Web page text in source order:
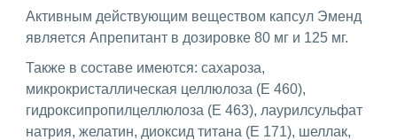
Активным действующим веществом капсул Эменд
является Апрепитант в дозировке 80 мг и 125 мг.
Также в составе имеются: сахароза,
микрокристаллическая целлюлоза (E 460),
гидроксипропилцеллюлоза (E 463), лаурилсульфат
натрия, желатин, диоксид титана (E 171), шеллак,